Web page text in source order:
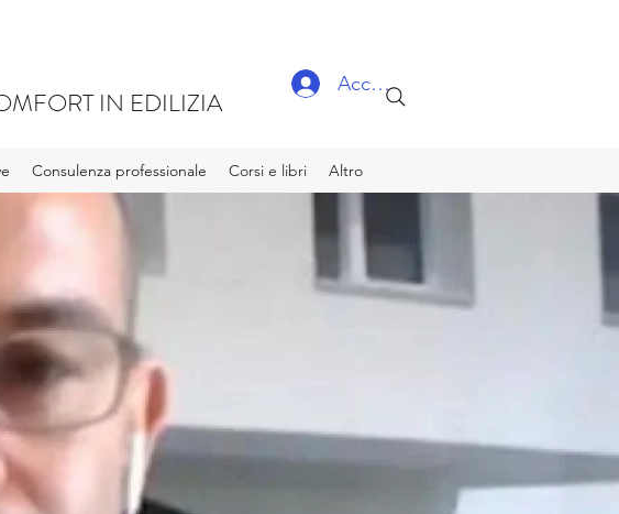
IN EDILIZIA
Accedi
Consulenza professionale Corsi e libri Altro